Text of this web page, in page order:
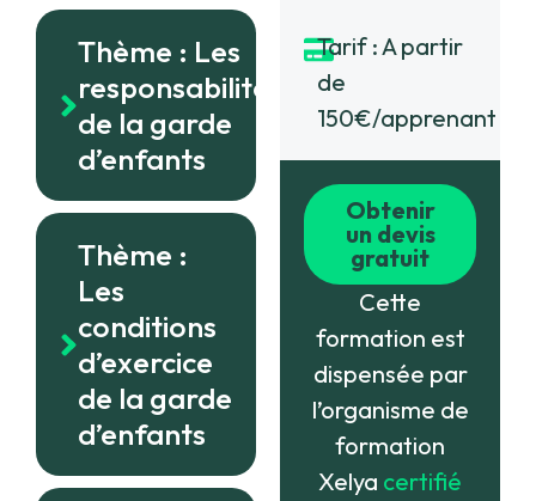
Thème : Les
responsabilités
de la garde
d’enfants
Thème :
Les
conditions
d’exercice
de la garde
d’enfants
Tarif : A partir
de
150€/apprenant
Obtenir
un devis
gratuit
Cette
formation est
dispensée par
l’organisme de
formation
Xelya certifié